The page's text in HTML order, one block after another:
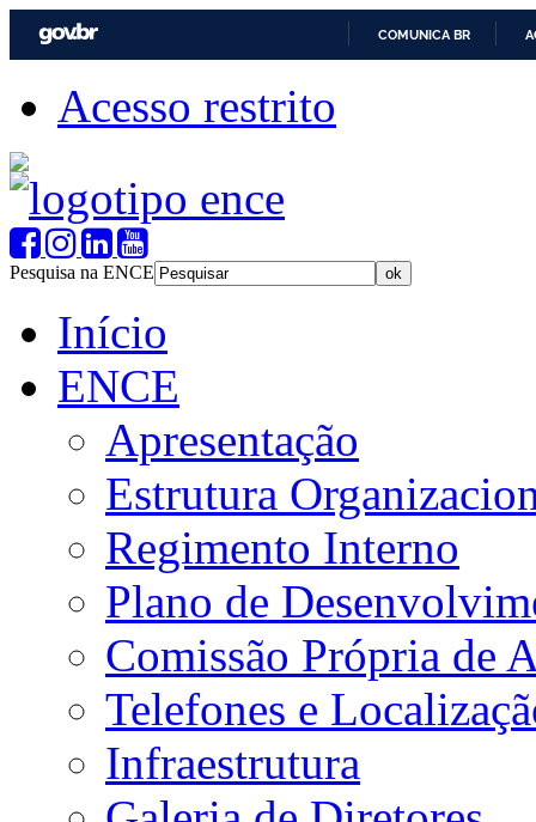
COMUNICA BR
Acesso restrito
Pesquisa na ENCE
Início
ENCE
Apresentação
Estrutura
Regimento Interno
Plano de
Comissão Própria de
Telefones e
Infraestrutura